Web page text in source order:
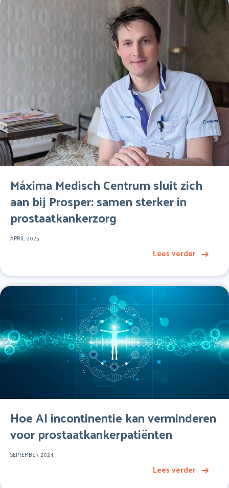
Máxima Medisch Centrum sluit zich
aan bij Prosper: samen sterker in
prostaatkankerzorg
APRIL 2025
Lees verder
Hoe AI incontinentie kan verminderen
voor prostaatkankerpatiënten
SEPTEMBER 2024
Lees verder